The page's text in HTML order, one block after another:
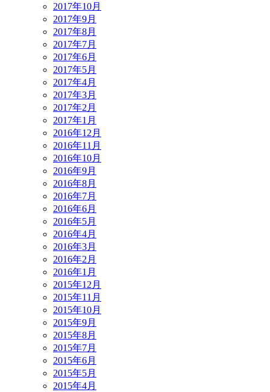
2017年10月
2017年9月
2017年8月
2017年7月
2017年6月
2017年5月
2017年4月
2017年3月
2017年2月
2017年1月
2016年12月
2016年11月
2016年10月
2016年9月
2016年8月
2016年7月
2016年6月
2016年5月
2016年4月
2016年3月
2016年2月
2016年1月
2015年12月
2015年11月
2015年10月
2015年9月
2015年8月
2015年7月
2015年6月
2015年5月
2015年4月